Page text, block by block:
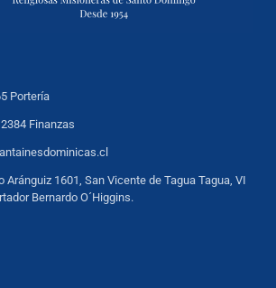
Portería
Finanzas
Aránguiz 1601, San Vicente de Tagua Tagua, VI
Bernardo O´Higgins.